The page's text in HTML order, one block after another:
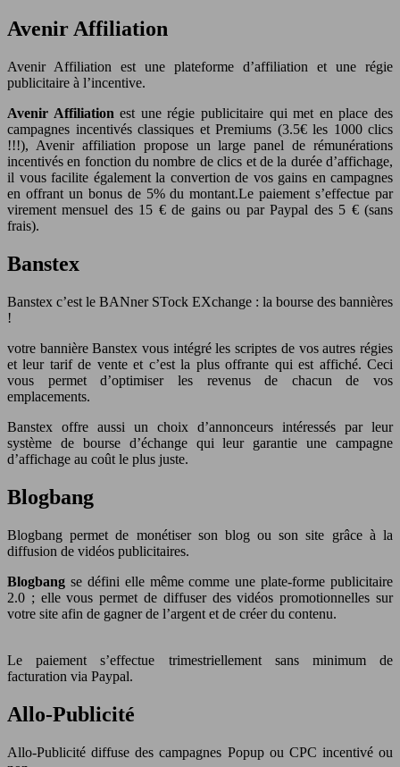
Avenir Affiliation
Avenir Affiliation est une plateforme d’affiliation et une régie
publicitaire à l’incentive.
Avenir Affiliation est une régie publicitaire qui met en place des
campagnes incentivés classiques et Premiums (3.5€ les 1000 clics
!!!), Avenir affiliation propose un large panel de rémunérations
incentivés en fonction du nombre de clics et de la durée d’affichage,
il vous facilite également la convertion de vos gains en campagnes
en offrant un bonus de 5% du montant.Le paiement s’effectue par
virement mensuel des 15 € de gains ou par Paypal des 5 € (sans
frais).
Banstex
Banstex c’est le BANner STock EXchange : la bourse des bannières
!
votre bannière Banstex vous intégré les scriptes de vos autres régies
et leur tarif de vente et c’est la plus offrante qui est affiché. Ceci
vous permet d’optimiser les revenus de chacun de vos
emplacements.
Banstex offre aussi un choix d’annonceurs intéressés par leur
système de bourse d’échange qui leur garantie une campagne
d’affichage au coût le plus juste.
Blogbang
Blogbang permet de monétiser son blog ou son site grâce à la
diffusion de vidéos publicitaires.
Blogbang se défini elle même comme une plate-forme publicitaire
2.0 ; elle vous permet de diffuser des vidéos promotionnelles sur
votre site afin de gagner de l’argent et de créer du contenu.
Le paiement s’effectue trimestriellement sans minimum de
facturation via Paypal.
Allo-Publicité
Allo-Publicité diffuse des campagnes Popup ou CPC incentivé ou